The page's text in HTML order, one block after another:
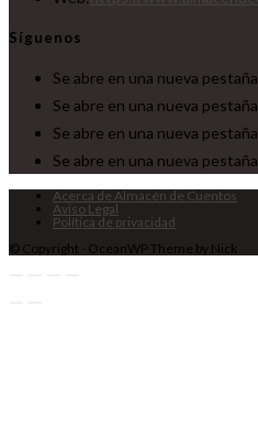
Síguenos
Se abre en una nueva pestaña
Se abre en una nueva pestaña
Se abre en una nueva pestaña
Se abre en una nueva pestaña
Acerca de Almacén de Cuentos
Aviso Legal
Política de privacidad
© Copyright - OceanWP Theme by Nick